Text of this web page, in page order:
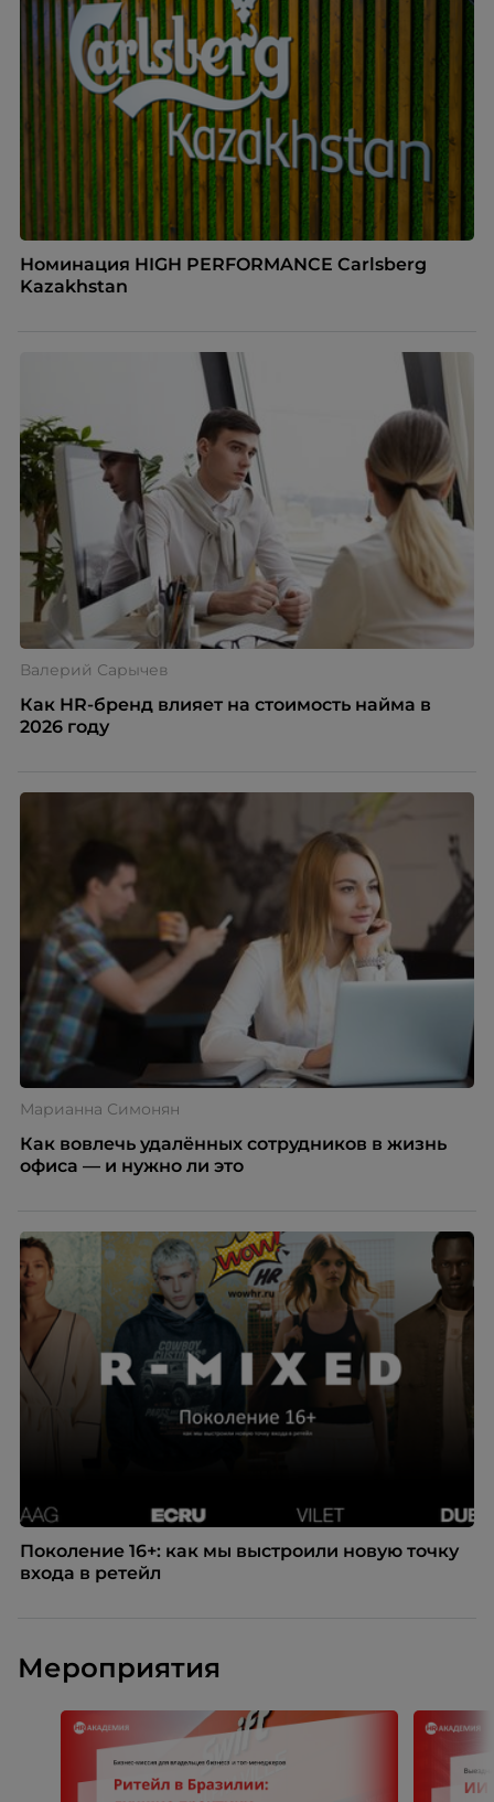
Номинация HIGH PERFORMANCE Carlsberg
Kazakhstan
Валерий Сарычев
Как HR-бренд влияет на стоимость найма в
2026 году
Марианна Симонян
Как вовлечь удалённых сотрудников в жизнь
офиса — и нужно ли это
Поколение 16+: как мы выстроили новую точку
входа в ретейл
Мероприятия